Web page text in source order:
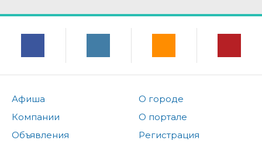
Афиша
Компании
Объявления
О городе
О портале
Регистрация